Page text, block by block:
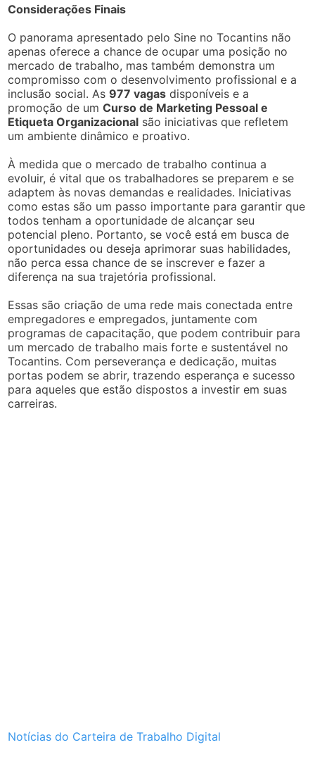
Considerações Finais
O panorama apresentado pelo Sine no Tocantins não
apenas oferece a chance de ocupar uma posição no
mercado de trabalho, mas também demonstra um
compromisso com o desenvolvimento profissional e a
inclusão social. As977 vagas disponíveis e a
promoção de umCurso de Marketing Pessoal e
Etiqueta Organizacional são iniciativas que refletem
um ambiente dinâmico e proativo.
À medida que o mercado de trabalho continua a
evoluir, é vital que os trabalhadores se preparem e se
adaptem às novas demandas e realidades. Iniciativas
como estas são um passo importante para garantir que
todos tenham a oportunidade de alcançar seu
potencial pleno. Portanto, se você está em busca de
oportunidades ou deseja aprimorar suas habilidades,
não perca essa chance de se inscrever e fazer a
diferença na sua trajetória profissional.
Essas são criação de uma rede mais conectada entre
empregadores e empregados, juntamente com
programas de capacitação, que podem contribuir para
um mercado de trabalho mais forte e sustentável no
Tocantins. Com perseverança e dedicação, muitas
portas podem se abrir, trazendo esperança e sucesso
para aqueles que estão dispostos a investir em suas
carreiras.
Notícias do Carteira de Trabalho Digital